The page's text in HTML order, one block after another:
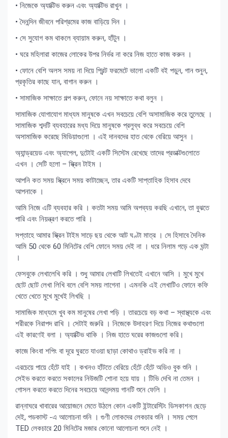
• নিজেকে অ্যাক্টিভ করুন এবং অ্যাক্টিভ রাখুন ।
• দৈনন্দিন জীবনে পরিশ্রমের কাজ বাড়িয়ে দিন ।
• সে সুযোগ কম থাকলে ব্যায়াম করুন, হাঁটুন ।
• ঘরে মহিলারা কাজের লোকের উপর নির্ভর না করে নিজ হাতে কাজ করুন ।
• ফোনে বেশি অলস সময় না দিয়ে প্রিন্ট ফরমেটে ভালো একটি বই পড়ুন, গান শুনুন,
প্রকৃতির কাছে যান, বাগান করুন ।
• সামাজিক সাক্ষাতে গল্প করুন, ফোনে নয় সাক্ষাতে কথা বলুন ।
সামাজিক যোগাযোগ মাধ্যম মানুষকে এখন সবচেয়ে বেশি অসামাজিক করে তুলেছে ।
সামাজিক শব্দটি ব্যবহারের মধ্য দিয়ে মানুষকে প্রলুব্ধ করে সবচেয়ে বেশি
অসামাজিক করেছে মিডিয়াগুলো । এই দানবদের হাত থেকে বেরিয়ে আসুন ।
অ্যান্ড্রয়েড এবং অ্যাপেল, দুটোই একটি সিস্টেম রেখেছে তাদের প্রডাক্টগুলোতে
এখন । সেটি হলো – স্ক্রিন টাইম ।
আপনি কত সময় স্ক্রিনে সময় কাটাচ্ছেন, তার একটি সাপ্তাহিক হিসাব দেবে
আপনাকে ।
আমি নিজে এটি ব্যবহার করি । কতটা সময় আমি অপব্যয় করছি এখানে, তা বুঝতে
পারি এবং নিয়ন্ত্রণ করতে পারি ।
সপ্তাহে আমার স্ক্রিন টাইম সাড়ে ছয় থেকে আট ঘণ্টা মাত্র । সে হিসাবে দৈনিক
আমি 50 থেকে 60 মিনিটের বেশি ফোনে সময় দেই না । ধরে নিলাম গড়ে এক ঘন্টা
।
ফেসবুকে লেখালেখি করি । শুধু আমার লেখাটি লিখতেই এখানে আসি । মুখে মুখে
ছোট ছোট লেখা লিখি বলে বেশি সময় লাগেনা । এমনকি এই লেখাটিও ফোনে কফি
খেতে খেতে মুখে মুখেই লিখছি ।
সামাজিক মাধ্যমে খুব কম মানুষের লেখা পড়ি । তারচেয়ে বড় কথা – স্বাস্থ্যকে এবং
শরীরকে নিরাপদ রাখি । সেটাই জরুরি । নিজেকে উদাহরণ দিয়ে নিজের কথাগুলো
এই কারণেই বলা । অ্যাক্টিভ থাকি । নিজ হাতে ঘরের কাজগুলো করি।
কাজে কিংবা শপিং বা দূরে ঘুরতে যাওয়া ছাড়া কোথাও ড্রাইভ করি না ।
এরচেয়ে পায়ে হেঁটে যাই । কখনও হাঁটতে বেরিয়ে হেঁটে হেঁটে অডিও বুক শুনি ।
সেইভ করতে করতে সকালের নিউজটি শোনা হয়ে যায় । টিভি দেখি না তেমন ।
গোসল করতে করতে দিনের সবচেয়ে আনন্দময় গানটি শুনে ফেলি ।
রান্নাঘরে খাবারের আয়োজনে মেতে উঠলে কোন একটি ইন্টারেস্টিং ডিসকাশন ছেড়ে
দেই, পডকাস্ট -এ আলোচনা শুনি । গুণী লোকদের লেকচার শুনি । সময় পেলে
TED লেকচারে 20 মিনিটের মজার কোনো আলোচনা শুনে নেই ।